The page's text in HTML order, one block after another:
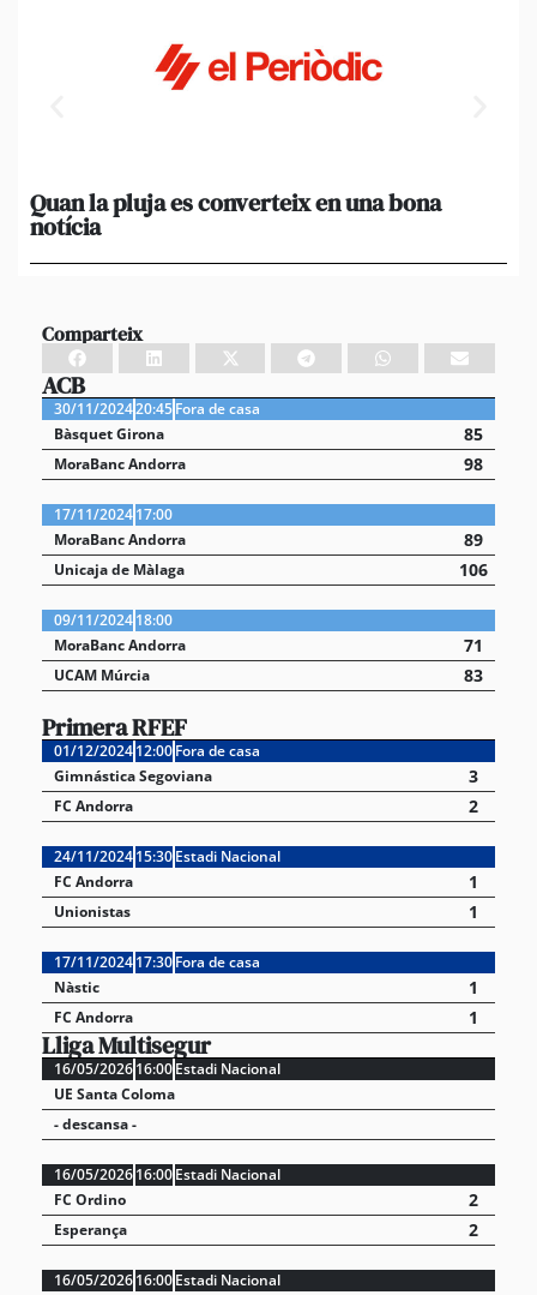
Quan la pluja es converteix en una bona
notícia
Comparteix
ACB
30/11/202420:45Fora de casa
Bàsquet Girona
85
MoraBanc Andorra 98
17/11/202417:00
MoraBanc Andorra
89
Unicaja de Màlaga 106
09/11/202418:00
MoraBanc Andorra
71
UCAM Múrcia 83
Primera RFEF
01/12/202412:00Fora de casa
Gimnástica Segoviana
3
FC Andorra 2
24/11/202415:30Estadi Nacional
FC Andorra
1
Unionistas 1
17/11/202417:30Fora de casa
Nàstic
1
FC Andorra 1
Lliga Multisegur
16/05/202616:00Estadi Nacional
UE Santa Coloma
- descansa -
16/05/202616:00Estadi Nacional
FC Ordino
2
Esperança 2
16/05/202616:00Estadi Nacional